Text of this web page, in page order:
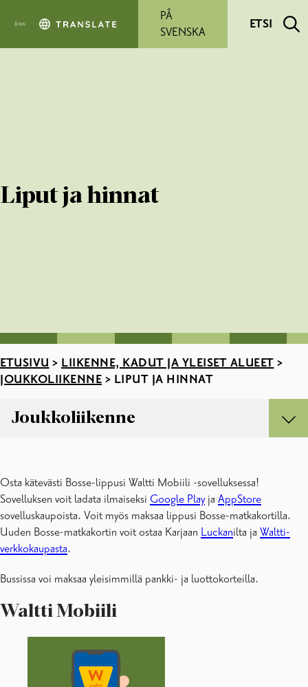
PÅ
SVENSKA
ETSI
Liput ja hinnat
ETUSIVU > LIIKENNE, KADUT JA YLEISET ALUEET >
JOUKKOLIIKENNE > LIPUT JA HINNAT
Joukkoliikenne
Epassi työmatkaetu
Joukkoliikenteen dokumentit
Kaupunkipyörät
Liput ja hinnat
Mikroliikennelupa
Usein kysytyt kysymykset
Yhteystiedot ja palvelupisteet
Osta kätevästi Bosse-lippusi Waltti Mobiili -sovelluksessa!
Sovelluksen voit ladata ilmaiseksi Google Playja AppStore
sovelluskaupoista. Voit myös maksaa lippusi Bosse-matkakortilla.
Uuden Bosse-matkakortin voit ostaa Karjaan Luckanilta ja Waltti-
verkkokaupasta.
Bussissa voi maksaa yleisimmillä pankki- ja luottokorteilla.
Waltti Mobiili